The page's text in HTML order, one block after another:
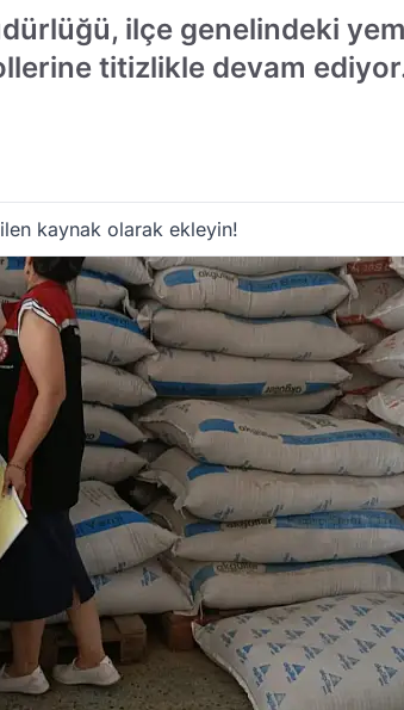
ilçe genelindeki
titizlikle devam
kaynak olarak ekleyin!